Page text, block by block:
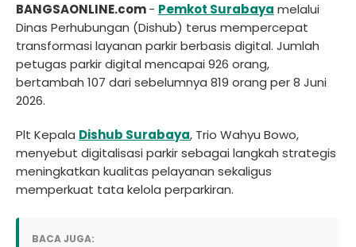
BANGSAONLINE.com- Pemkot Surabaya melalui
Dinas Perhubungan (Dishub) terus mempercepat
transformasi layanan parkir berbasis digital. Jumlah
petugas parkir digital mencapai 926 orang,
bertambah 107 dari sebelumnya 819 orang per 8 Juni
2026.
Plt Kepala Dishub Surabaya, Trio Wahyu Bowo,
menyebut digitalisasi parkir sebagai langkah strategis
meningkatkan kualitas pelayanan sekaligus
memperkuat tata kelola perparkiran.
BACA JUGA: